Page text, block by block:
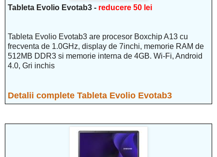
Tableta Evolio Evotab3 - reducere 50 lei
Tableta Evolio Evotab3 are procesor Boxchip A13 cu
frecventa de 1.0GHz, display de 7inchi, memorie RAM de
512MB DDR3 si memorie interna de 4GB. Wi-Fi, Android
4.0, Gri inchis
Detalii complete Tableta Evolio Evotab3